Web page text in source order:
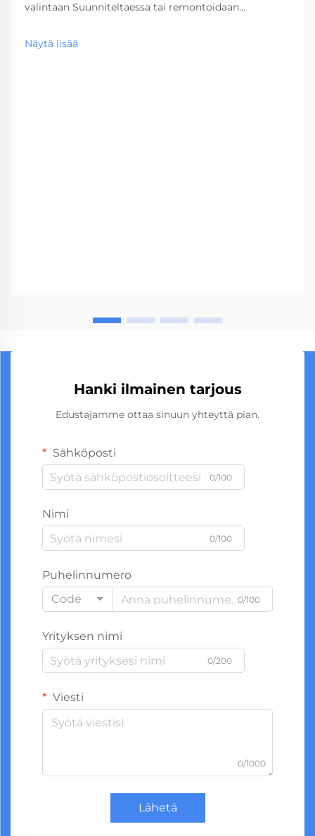
valintaan Suunniteltaessa tai remontoidaan
kriittinen päätös, joka vaikuttaa sekä
toiminnallisuuteen että pitkän aikavälin
Näytä lisää
Hanki ilmainen tarjous
Edustajamme ottaa sinuun yhteyttä pian.
Sähköposti
0/100
Nimi
0/100
Puhelinnumero
Code
0/100
Yrityksen nimi
0/200
Viesti
0/1000
Lähetä